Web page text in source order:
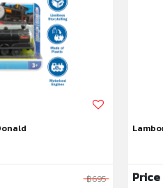
ส่วนมีขนาดเล็ก เด็กควรใช้
หรือผู้เชี่ยวชาญ ไม่นำเข้าจมูก
฿695 Price